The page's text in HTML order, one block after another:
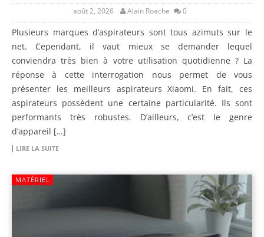
août 2, 2026 Alain Roache 0
Plusieurs marques d’aspirateurs sont tous azimuts sur le
net. Cependant, il vaut mieux se demander lequel
conviendra très bien à votre utilisation quotidienne ? La
réponse à cette interrogation nous permet de vous
présenter les meilleurs aspirateurs Xiaomi. En fait, ces
aspirateurs possèdent une certaine particularité. Ils sont
performants très robustes. D’ailleurs, c’est le genre
d’appareil […]
LIRE LA SUITE
MATÉRIEL